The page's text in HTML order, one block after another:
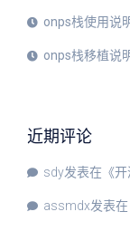
onps栈使用说
onps栈移植说
近期评论
sdy发表在《开
assmdx发表